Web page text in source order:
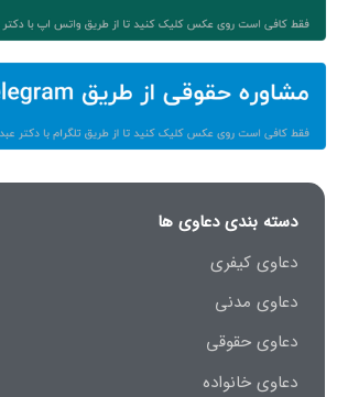
دسته بندی دعاوی ها
دعاوی کیفری
دعاوی مدنی
دعاوی حقوقی
دعاوی خانواده